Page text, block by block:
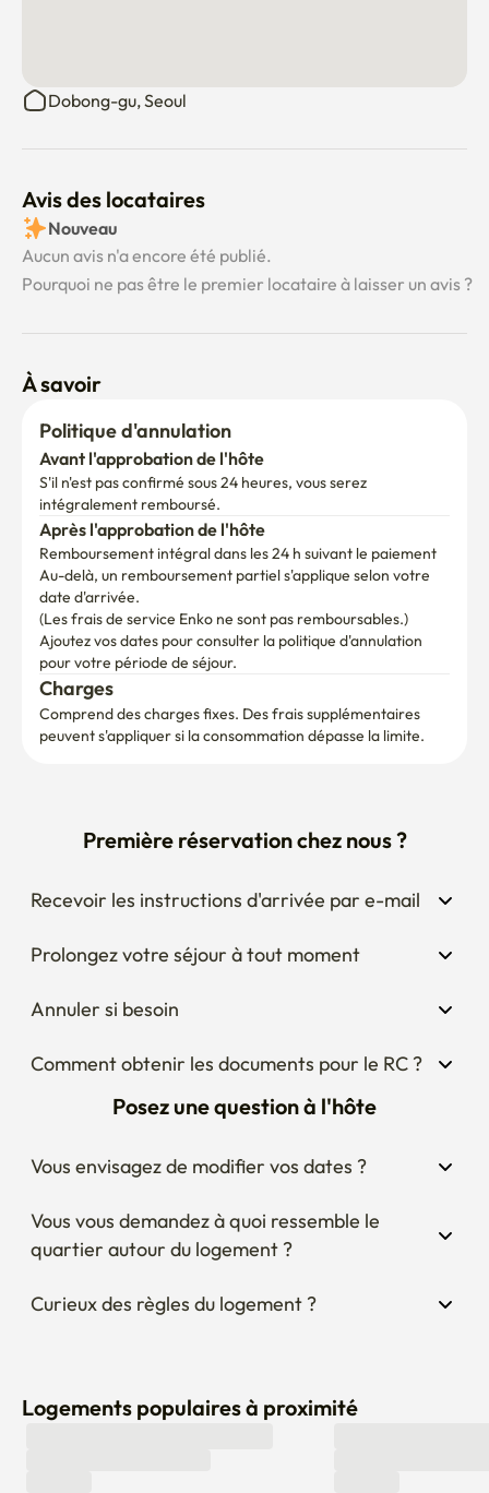
Dobong-gu, Seoul
Avis des locataires
Nouveau
Aucun avis n'a encore été publié.
Pourquoi ne pas être le premier locataire à laisser un avis ?
À savoir
Politique d'annulation
Avant l'approbation de l'hôte
S'il n'est pas confirmé sous 24 heures, vous serez
intégralement remboursé.
Après l'approbation de l'hôte
Remboursement intégral dans les 24 h suivant le paiement
Au-delà, un remboursement partiel s'applique selon votre
date d'arrivée.
(Les frais de service Enko ne sont pas remboursables.)
Ajoutez vos dates pour consulter la politique d'annulation
pour votre période de séjour.
Charges
Comprend des charges fixes. Des frais supplémentaires
peuvent s'appliquer si la consommation dépasse la limite.
Première réservation chez nous ?
Recevoir les instructions d'arrivée par e-mail
Prolongez votre séjour à tout moment
Annuler si besoin
Comment obtenir les documents pour le RC ?
Posez une question à l'hôte
Vous envisagez de modifier vos dates ?
Vous vous demandez à quoi ressemble le
quartier autour du logement ?
Curieux des règles du logement ?
Logements populaires à proximité